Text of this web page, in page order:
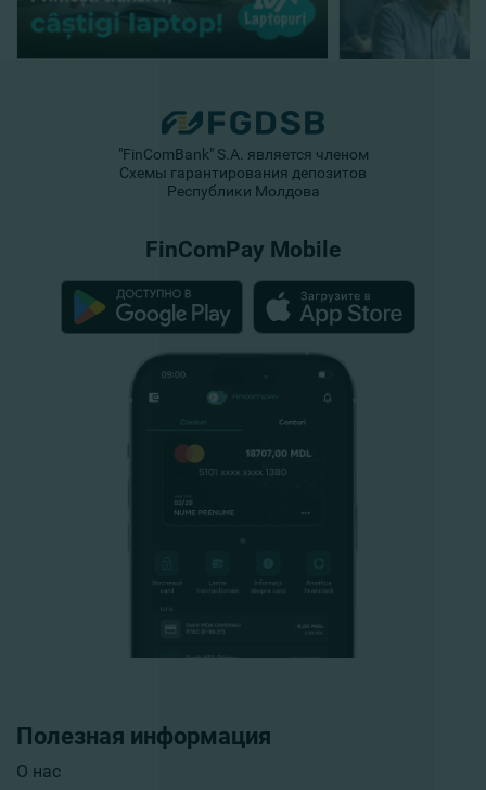
Полезная информация
О нас
"FinComBank" S.A. является членом
Схемы гарантирования депозитов
Республики Молдова
FinComPay Mobile